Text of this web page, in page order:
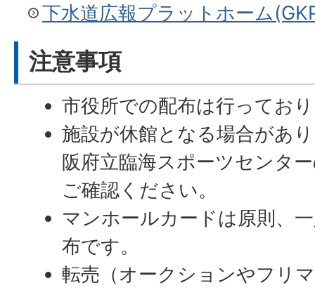
下水道広報プラットホーム
注意事項
市役所での配布は行ってお
施設が休館となる場合があ
阪府立臨海スポーツセンタ
ご確認ください。
マンホールカードは原則、
布です。
転売（オークションやフリ